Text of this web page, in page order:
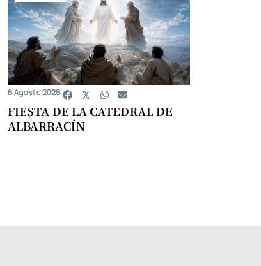
FIESTA DE LA CATEDRAL DE
ALBARRACÍN
6 Agosto 2026